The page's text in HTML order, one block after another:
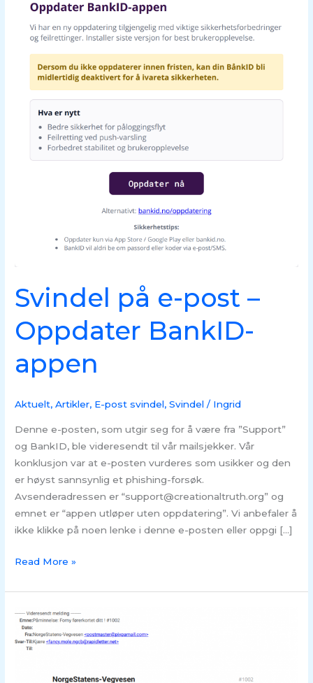
Svindel på e-post –
Oppdater BankID-
appen
Aktuelt,Artikler, E-post svindel,Svindel / Ingrid
Denne e-posten, som utgir seg for å være fra ”Support”
og BankID, ble videresendt til vår mailsjekker. Vår
konklusjon var at e-posten vurderes som usikker og den
er høyst sannsynlig et phishing-forsøk.
Avsenderadressen er “support@creationaltruth.org” og
emnet er “appen utløper uten oppdatering”. Vi anbefaler å
ikke klikke på noen lenke i denne e-posten eller oppgi […]
Read More »
Svindel
på